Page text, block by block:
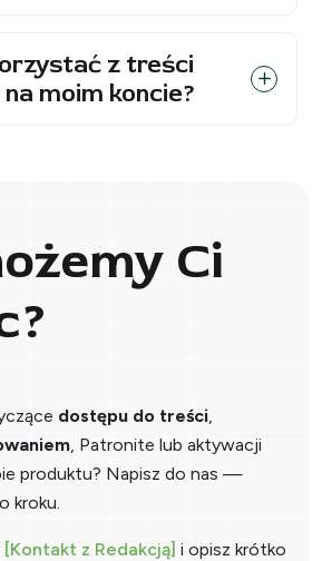
z treści
moim koncie?
Ci
dostępu do treści,
, Patronite lub aktywacji
produktu? Napisz do nas —
kroku.
[Kontakt z Redakcją] i opisz krótko